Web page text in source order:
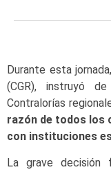
Durante esta
(CGR), instruyó
Contralorías
razón de todos los
con instituciones
La grave decisión